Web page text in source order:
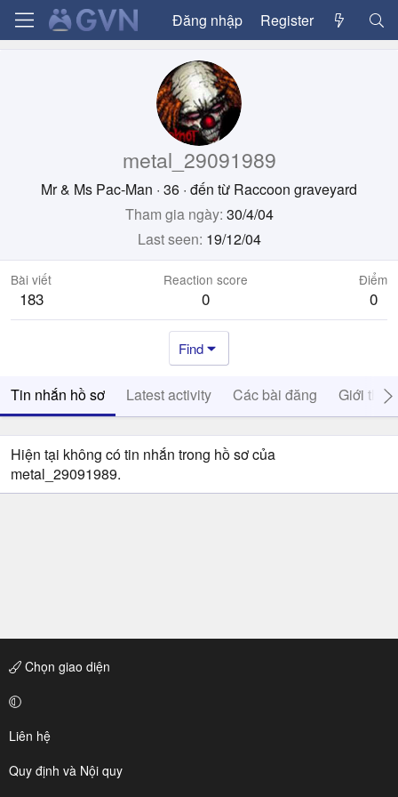
Đăng nhập Register
metal_29091989
Mr & Ms Pac-Man · 36 · đến từ Raccoon graveyard
Tham gia ngày 30/4/04
Last seen 19/12/04
Bài viết
183
Reaction score
0
Điểm
0
Find
Tin nhắn hồ sơ Latest activity Các bài đăng Giới thiệu
Hiện tại không có tin nhắn trong hồ sơ của
metal_29091989.
Chọn giao diện
Liên hệ
Quy định và Nội quy